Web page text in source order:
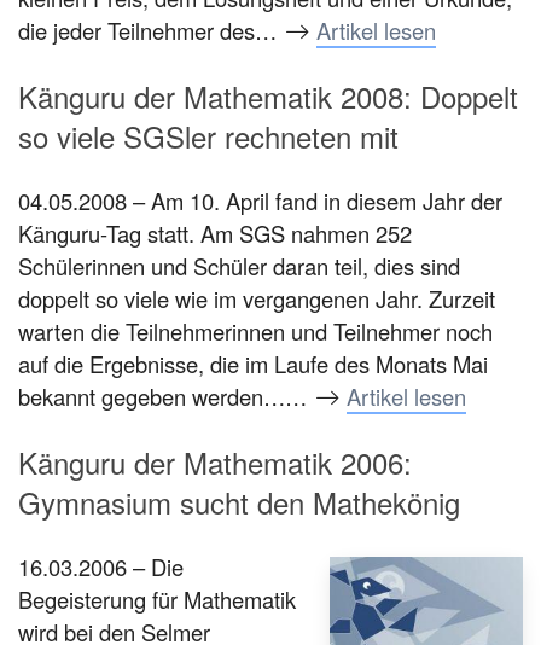
die jeder Teilnehmer des…
Artikel lesen
Känguru der Mathematik 2008: Doppelt
so viele SGSler rechneten mit
04.05.2008 – Am 10. April fand in diesem Jahr der
Känguru-Tag statt. Am SGS nahmen 252
Schülerinnen und Schüler daran teil, dies sind
doppelt so viele wie im vergangenen Jahr. Zurzeit
warten die Teilnehmerinnen und Teilnehmer noch
auf die Ergebnisse, die im Laufe des Monats Mai
bekannt gegeben werden……
Artikel lesen
Känguru der Mathematik 2006:
Gymnasium sucht den Mathekönig
16.03.2006 – Die
Begeisterung für Mathematik
wird bei den Selmer